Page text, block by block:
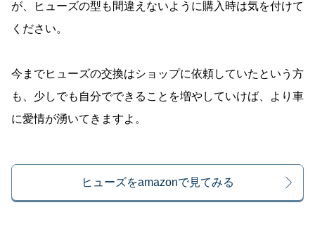
が、ヒューズの型も間違えないように購入時は気を付けて
ください。
今までヒューズの交換はショップに依頼していたという方
も、少しでも自分でできることを増やしていけば、より車
に愛情が湧いてきますよ。
ヒューズをamazonで見てみる